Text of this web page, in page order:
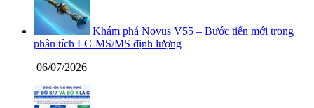
Khám phá Novus V55 – Bước tiến mới trong
phân tích LC-MS/MS định lượng
06/07/2026